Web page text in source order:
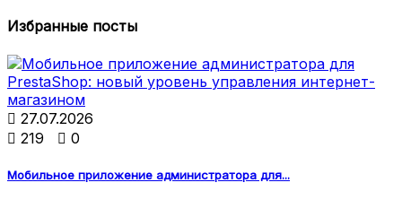
Избранные посты
 27.07.2026
 219  0
Мобильное приложение администратора для...